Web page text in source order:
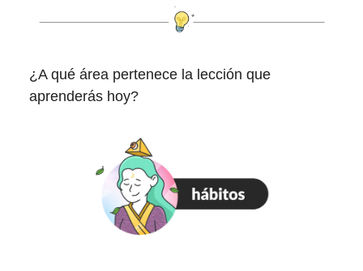
¿A qué área pertenece la lección que
aprenderás hoy?